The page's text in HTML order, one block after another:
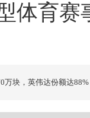
体育
万块，英伟达份额达88%